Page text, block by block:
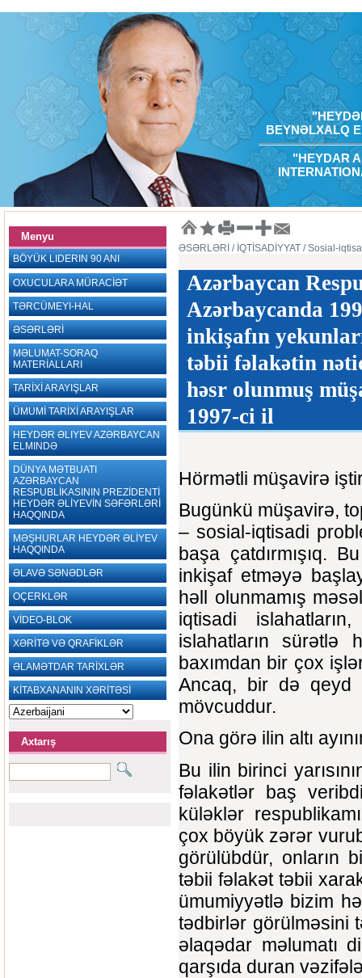
BEYNƏLXALQ
"HEYDAR
Menyu
BÖYÜK LIDERIN 90 ANI
OXUCULARA MÜRACİƏT
TƏRCÜMEYI-HAL
ƏSƏRLƏRİ
MƏLUMAT-SORAQ
MATERİALLARI
TARİXİ ARAYIŞLAR
ÜMUMİ TARİXİ ARAYIŞLAR
HEYDƏR ƏLIYEV AZƏRBAYCAN
ELMINDƏ
DÜNYA MƏTBUATI
AZƏRBAYCAN
RESPUBLİKASININ PREZİDENTİ
HEYDƏR ƏLİYEVİN SƏFƏRLƏRİ
HAQQINDA
MƏŞHURLAR HEYDƏR ƏLİYEV
HAQQINDA
ƏLAVƏ SƏNƏDLƏR
OÇERKLƏR
VİDEO-BLOK
XƏRİTƏ VƏ QRAFİKLƏR
ƏLAMƏTDAR TARİXLƏR
KİTABXANANIN XƏRİTƏSİ
Axtarış
ƏSƏRLƏRİ / İQTİSADİYYAT / Sosial-
Azərbaycan
Azərbaycanda
inkişafın
təbii fəlakətin
həsr olunmuş
1997-ci il
Hörmətli müşavirə
Bugünkü müşavirə,
– sosial-iqtisadi
başa çatdırmışıq.
inkişaf etməyə
həll olunmamış
iqtisadi
islahatların sürətlə
baxımdan bir çox
Ancaq, bir də qeyd
mövcuddur.
Ona görə ilin altı
Bu ilin birinci
fəlakətlər baş
küləklər
çox böyük zərər
görülübdür, onların
təbii fəlakət təbii
ümumiyyətlə bizim
tədbirlər görülməsini
əlaqədar məlumatı
qarşıda duran